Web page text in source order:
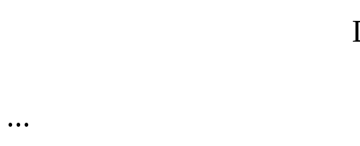
...